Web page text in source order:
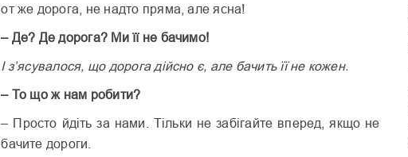
от же дорога, не надто пряма, але ясна!
– Де? Де дорога? Ми її не бачимо!
І з’ясувалося, що дорога дійсно є, але бачить її не кожен.
– То що ж нам робити?
– Просто йдіть за нами. Тільки не забігайте вперед, якщо не
бачите дороги.